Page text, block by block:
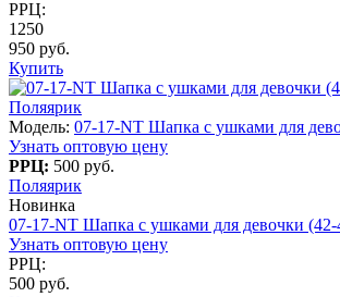
РРЦ:
1250
950 руб.
Купить
Поляярик
Модель: 07-17-NT Шапка с ушками для
Узнать оптовую цену
РРЦ: 500 руб.
Поляярик
Новинка
07-17-NT Шапка с ушками для девочки (42-
Узнать оптовую цену
РРЦ:
500 руб.